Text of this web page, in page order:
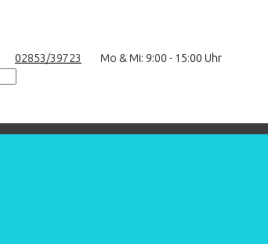
02853/39723
Mo & Mi: 9:00 - 15:00 Uhr